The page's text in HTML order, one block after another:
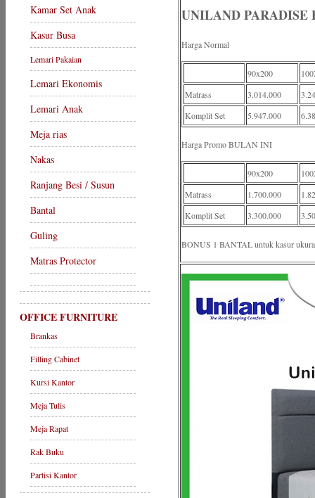
Kamar Set Anak
Kasur Busa
Lemari Pakaian
Lemari Ekonomis
Lemari Anak
Meja rias
Nakas
Ranjang Besi / Susun
Bantal
Guling
Matras Protector
OFFICE FURNITURE
Brankas
Filling Cabinet
Kursi Kantor
Meja Tulis
Meja Rapat
Rak Buku
Partisi Kantor
UNILAND PARADISE
Harga Normal
90x200
Matrass
3.014.000
Komplit Set
5.947.000
Harga Promo BULAN INI
90x200
Matrass
1.700.000
Komplit Set
3.300.000
BONUS 1 BANTAL untuk kasur